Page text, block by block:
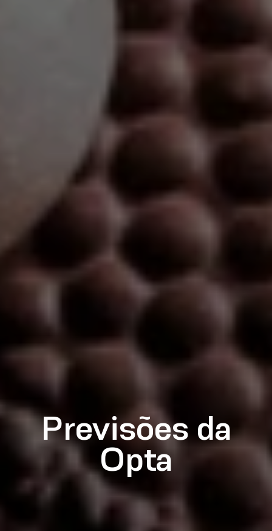
Previsões da
Opta